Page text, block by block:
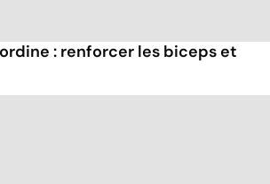
: renforcer les biceps et